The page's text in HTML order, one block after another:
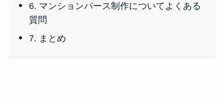
6. マンションパース制作についてよくある
質問
7. まとめ